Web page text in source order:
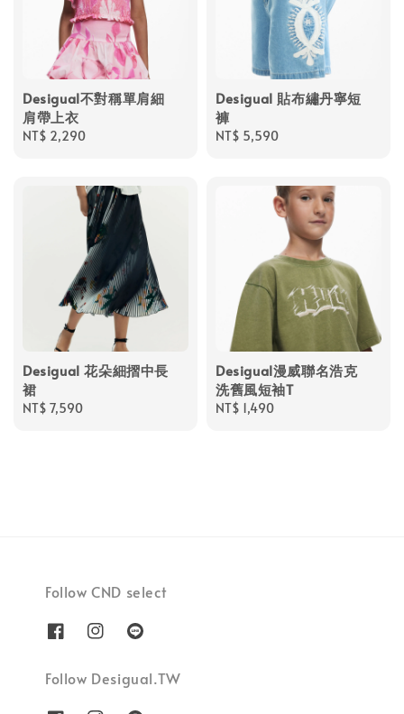
Desigual不對稱單肩細
肩帶上衣
Regular
NT$ 2,290
Desigual 貼布繡丹寧短
褲
Regular
NT$ 5,590
Desigual 花朵細摺中長
裙
Regular
NT$ 7,590
Desigual漫威聯名浩克
洗舊風短袖T
Regular
NT$ 1,490
Follow CND select
Follow Desigual.TW